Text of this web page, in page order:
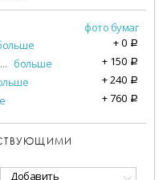
фото бумаг
+0 a
... больше + 150 a
+240 a
+760 a
Добавить